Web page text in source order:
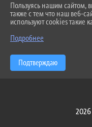
Пользуясь нашим сайтом,
также с тем что наш веб-
используют cookies такие
Подробнее
Подтверждаю